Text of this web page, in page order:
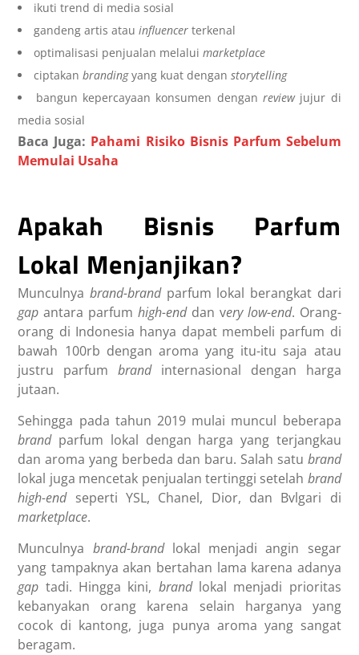
ikuti trend di media sosial
gandeng artis atauinfluencerterkenal
optimalisasi penjualan melaluimarketplace
ciptakanbrandingyang kuat denganstorytelling
bangun kepercayaan konsumen dengan review jujur di
media sosial
Baca Juga: Pahami Risiko Bisnis Parfum Sebelum
Memulai Usaha
Apakah Bisnis Parfum
Lokal Menjanjikan?
Munculnyabrand-brandparfum lokal berangkat dari
gapantara parfumhigh-enddan very low-end. Orang-
orang di Indonesia hanya dapat membeli parfum di
bawah 100rb dengan aroma yang itu-itu saja atau
justru parfumbrand internasional dengan harga
jutaan.
Sehingga pada tahun 2019 mulai muncul beberapa
brand parfum lokal dengan harga yang terjangkau
dan aroma yang berbeda dan baru. Salah satu brand
lokal juga mencetak penjualan tertinggi setelah brand
high-endseperti YSL, Chanel, Dior, dan Bvlgari di
marketplace.
Munculnya brand-brandlokal menjadi angin segar
yang tampaknya akan bertahan lama karena adanya
gap tadi. Hingga kini, brandlokal menjadi prioritas
kebanyakan orang karena selain harganya yang
cocok di kantong, juga punya aroma yang sangat
beragam.